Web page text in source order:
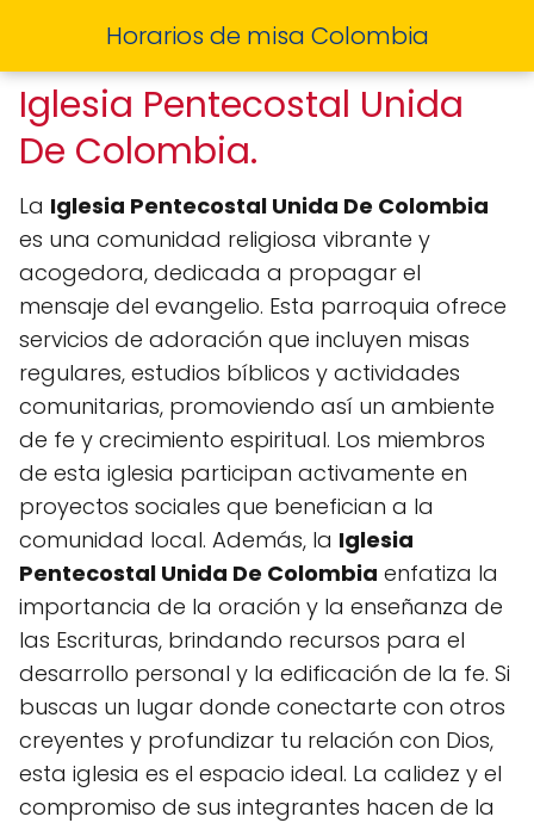
Horarios de misa Colombia
Iglesia Pentecostal Unida
De Colombia.
La Iglesia Pentecostal Unida De Colombia
es una comunidad religiosa vibrante y
acogedora, dedicada a propagar el
mensaje del evangelio. Esta parroquia ofrece
servicios de adoración que incluyen misas
regulares, estudios bíblicos y actividades
comunitarias, promoviendo así un ambiente
de fe y crecimiento espiritual. Los miembros
de esta iglesia participan activamente en
proyectos sociales que benefician a la
comunidad local. Además, la Iglesia
Pentecostal Unida De Colombia enfatiza la
importancia de la oración y la enseñanza de
las Escrituras, brindando recursos para el
desarrollo personal y la edificación de la fe. Si
buscas un lugar donde conectarte con otros
creyentes y profundizar tu relación con Dios,
esta iglesia es el espacio ideal. La calidez y el
compromiso de sus integrantes hacen de la